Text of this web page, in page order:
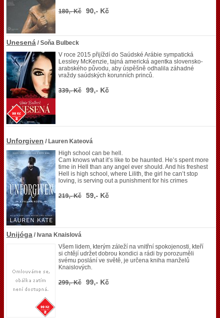
180,- Kč 90,- Kč
Unesená / Soňa Bulbeck
V roce 2015 přijíždí do Saúdské Arábie sympatická
Lessley McKenzie, tajná americká agentka slovensko-
arabského původu, aby úspěšně odhalila záhadné
vraždy saúdských korunních princů.
339,- Kč 99,- Kč
Unforgiven / Lauren Kateová
High school can be hell.
Cam knows what it’s like to be haunted. He’s spent more
time in Hell than any angel ever should. And his freshest
Hell is high school, where Lilith, the girl he can’t stop
loving, is serving out a punishment for his crimes
219,- Kč 59,- Kč
Unijóga / Ivana Knaislová
Všem lidem, kterým záleží na vnitřní spokojenosti, kteří
si chtějí udržet dobrou kondici a rádi by porozuměli
svému poslání ve světě, je určena kniha manželů
Knaislových.
299,- Kč 99,- Kč